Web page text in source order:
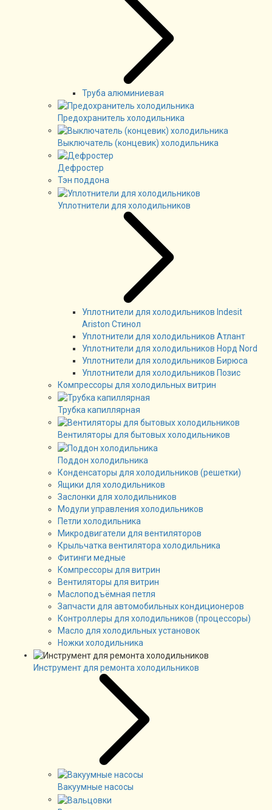
Труба алюминиевая
Предохранитель холодильника
Выключатель (концевик) холодильника
Дефростер
Тэн поддона
Уплотнители для холодильников
Уплотнители для холодильников Indesit
Ariston Стинол
Уплотнители для холодильников Атлант
Уплотнители для холодильников Норд Nord
Уплотнители для холодильников Бирюса
Уплотнители для холодильников Позис
Компрессоры для холодильных витрин
Трубка капиллярная
Вентиляторы для бытовых холодильников
Поддон холодильника
Конденсаторы для холодильников (решетки)
Ящики для холодильников
Заслонки для холодильников
Модули управления холодильников
Петли холодильника
Микродвигатели для вентиляторов
Крыльчатка вентилятора холодильника
Фитинги медные
Компрессоры для витрин
Вентиляторы для витрин
Маслоподъёмная петля
Запчасти для автомобильных кондиционеров
Контроллеры для холодильников (процессоры)
Масло для холодильных установок
Ножки холодильника
Инструмент для ремонта холодильников
Вакуумные насосы